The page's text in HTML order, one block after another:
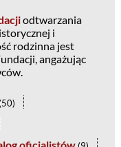
odtwarzania
i
rodzinna jest
angażując
(50)